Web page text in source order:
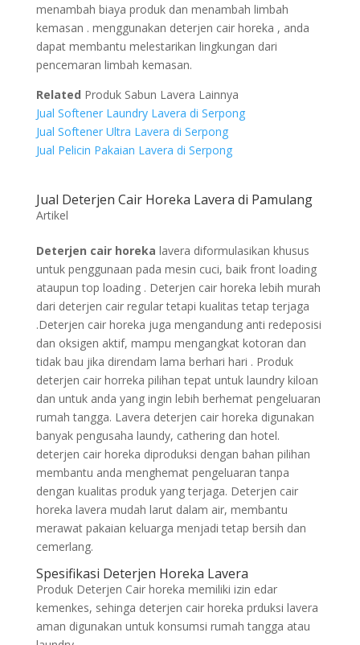
menambah biaya produk dan menambah limbah
kemasan . menggunakan deterjen cair horeka , anda
dapat membantu melestarikan lingkungan dari
pencemaran limbah kemasan.
Related Produk Sabun Lavera Lainnya
Jual Softener Laundry Lavera di Serpong
Jual Softener Ultra Lavera di Serpong
Jual Pelicin Pakaian Lavera di Serpong
Jual Deterjen Cair Horeka Lavera di Pamulang
Artikel
Deterjen cair horeka lavera diformulasikan khusus
untuk penggunaan pada mesin cuci, baik front loading
ataupun top loading . Deterjen cair horeka lebih murah
dari deterjen cair regular tetapi kualitas tetap terjaga
.Deterjen cair horeka juga mengandung anti redeposisi
dan oksigen aktif, mampu mengangkat kotoran dan
tidak bau jika direndam lama berhari hari . Produk
deterjen cair horreka pilihan tepat untuk laundry kiloan
dan untuk anda yang ingin lebih berhemat pengeluaran
rumah tangga. Lavera deterjen cair horeka digunakan
banyak pengusaha laundy, cathering dan hotel.
deterjen cair horeka diproduksi dengan bahan pilihan
membantu anda menghemat pengeluaran tanpa
dengan kualitas produk yang terjaga. Deterjen cair
horeka lavera mudah larut dalam air, membantu
merawat pakaian keluarga menjadi tetap bersih dan
cemerlang.
Spesifikasi Deterjen Horeka Lavera
Produk Deterjen Cair horeka memiliki izin edar
kemenkes, sehinga deterjen cair horeka prduksi lavera
aman digunakan untuk konsumsi rumah tangga atau